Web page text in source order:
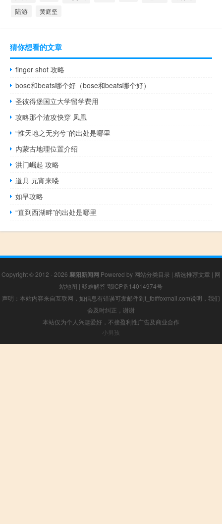
陆游 黄庭坚
猜你想看的文章
finger shot 攻略
bose和beats哪个好（bose和beats哪个好）
圣彼得堡国立大学留学费用
攻略那个渣攻快穿 凤凰
“惟天地之无穷兮”的出处是哪里
内蒙古地理位置介绍
洪门崛起 攻略
道具 元宵来喽
如早攻略
“直到西湖畔”的出处是哪里
Copyright © 2012 - 2026 襄阳新闻网 Powered by 网站分类目录 | 精选推荐文章 | 网
站地图 | 疑难解答 鄂ICP备14014974号
声明：本站内容来自互联网，如信息有错误可发邮件到f_fb#foxmail.com说明，我们
会及时纠正，谢谢
本站仅为个人兴趣爱好，不接盈利性广告及商业合作
小男孩